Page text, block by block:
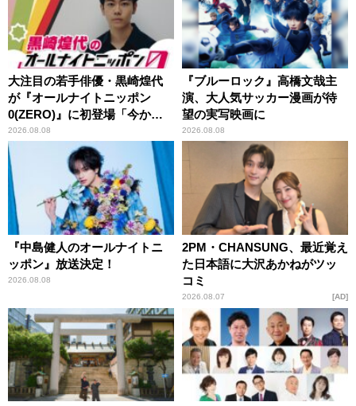
大注目の若手俳優・黒崎煌代
が『オールナイトニッポン
0(ZERO)』に初登場「今から
とてもワクワクしておりま
す！」
2026.08.08
『ブルーロック』高橋文哉主
演、大人気サッカー漫画が待
望の実写映画に
2026.08.08
『中島健人のオールナイトニ
ッポン』放送決定！
2026.08.08
2PM・CHANSUNG、最近覚え
た日本語に大沢あかねがツッ
コミ
2026.08.07 AD